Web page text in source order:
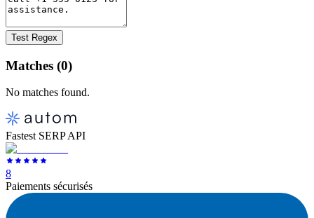
Test Regex
Matches (0)
No matches found.
Fastest SERP API
8
Paiements sécurisés